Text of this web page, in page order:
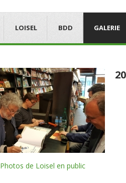
LOISEL BDD GALERIE
Photos de Loisel en public